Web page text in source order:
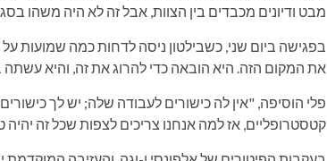
מבט ודיונים מכבדים בין הצוות, אבל זה לא היה משהו
בפגישה ביום שני, כשבילטון ניסה לדחות כמה שמועות על
את המקום הזה. היא הובאה כדי להרוג את זה, והיא עשתה
פלי הוסיפה, "אין לה כישורים לעבודה שלה; יש לך
קטסטרופליים, אז למה אנחנו צריכים לצפות שכל זה יהיה